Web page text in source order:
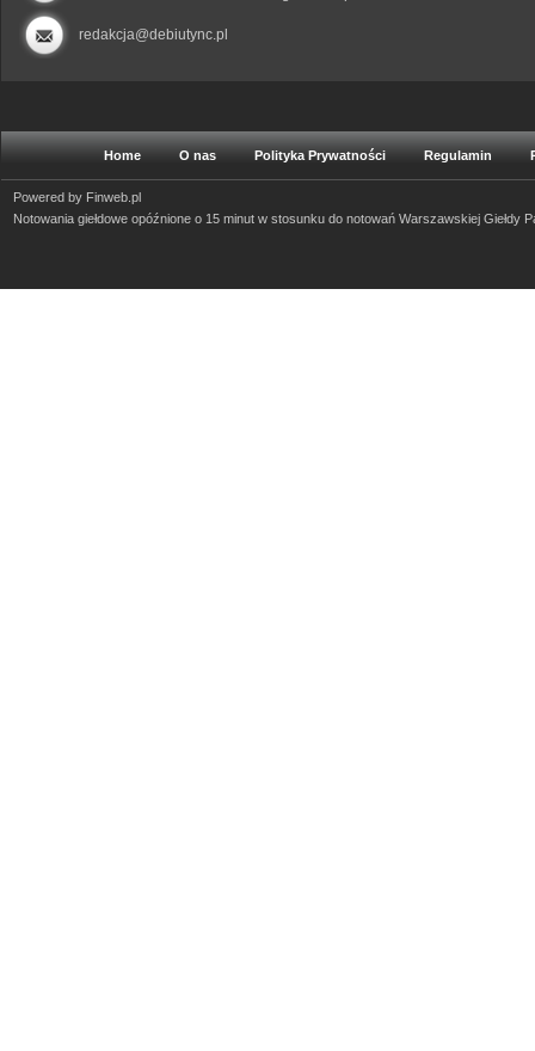
redakcja@debiutync.pl
Home O nas Polityka Prywatności Regulamin
Powered by Finweb.pl
Notowania giełdowe opóźnione o 15 minut w stosunku do notowań Warszawskiej Giełdy